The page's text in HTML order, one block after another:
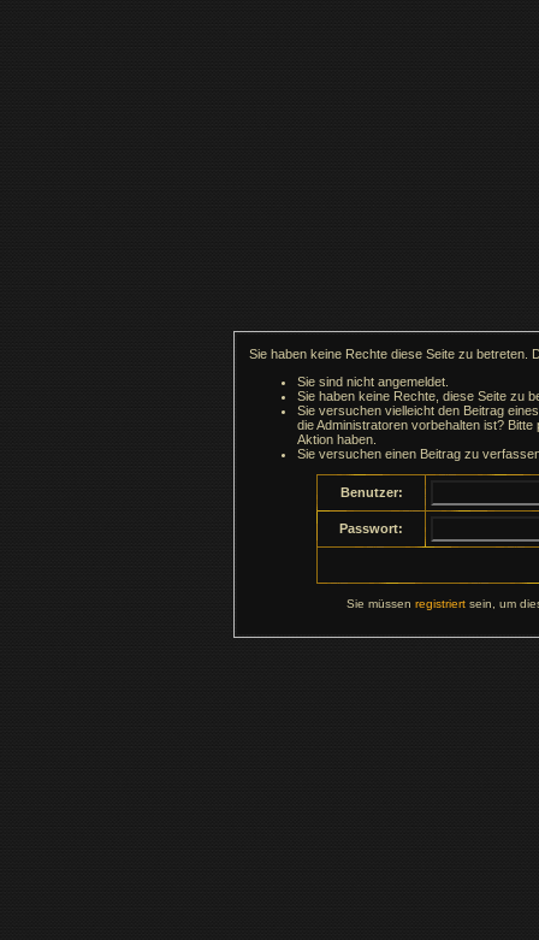
Sie haben keine Rechte diese Seite zu betreten.
Sie sind nicht angemeldet.
Sie haben keine Rechte, diese Seite zu
Sie versuchen vielleicht den Beitrag
die Administratoren vorbehalten ist?
Aktion haben.
Sie versuchen einen Beitrag zu
Benutzer:
Passwort:
Sie müssen registriertsein, um